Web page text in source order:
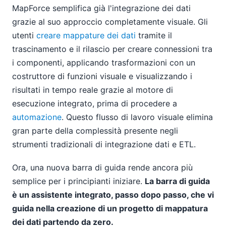
MapForce semplifica già l'integrazione dei dati
grazie al suo approccio completamente visuale. Gli
utenti creare mappature dei dati tramite il
trascinamento e il rilascio per creare connessioni tra
i componenti, applicando trasformazioni con un
costruttore di funzioni visuale e visualizzando i
risultati in tempo reale grazie al motore di
esecuzione integrato, prima di procedere a
automazione. Questo flusso di lavoro visuale elimina
gran parte della complessità presente negli
strumenti tradizionali di integrazione dati e ETL.
Ora, una nuova barra di guida rende ancora più
semplice per i principianti iniziare. La barra di guida
è un assistente integrato, passo dopo passo, che vi
guida nella creazione di un progetto di mappatura
dei dati partendo da zero.